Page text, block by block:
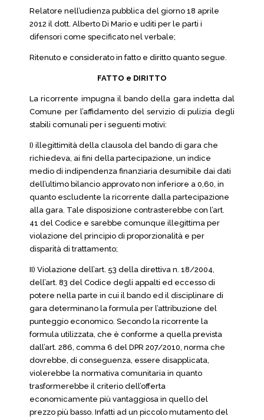
Relatore nell’udienza pubblica del giorno 18 aprile
2012 il dott. Alberto Di Mario e uditi per le parti i
difensori come specificato nel verbale;
Ritenuto e considerato in fatto e diritto quanto segue.
FATTO e DIRITTO
La ricorrente impugna il bando della gara indetta dal
Comune per l’affidamento del servizio di pulizia degli
stabili comunali per i seguenti motivi:
I) illegittimità della clausola del bando di gara che
richiedeva, ai fini della partecipazione, un indice
medio di indipendenza finanziaria desumibile dai dati
dell’ultimo bilancio approvato non inferiore a 0,60, in
quanto escludente la ricorrente dalla partecipazione
alla gara. Tale disposizione contrasterebbe con l’art.
41 del Codice e sarebbe comunque illegittima per
violazione del principio di proporzionalità e per
disparità di trattamento;
II) Violazione dell’art. 53 della direttiva n. 18/2004,
dell’art. 83 del Codice degli appalti ed eccesso di
potere nella parte in cui il bando ed il disciplinare di
gara determinano la formula per l’attribuzione del
punteggio economico. Secondo la ricorrente la
formula utilizzata, che è conforme a quella prevista
dall’art. 286, comma 6 del DPR 207/2010, norma che
dovrebbe, di conseguenza, essere disapplicata,
violerebbe la normativa comunitaria in quanto
trasformerebbe il criterio dell’offerta
economicamente più vantaggiosa in quello del
prezzo più basso. Infatti ad un piccolo mutamento del